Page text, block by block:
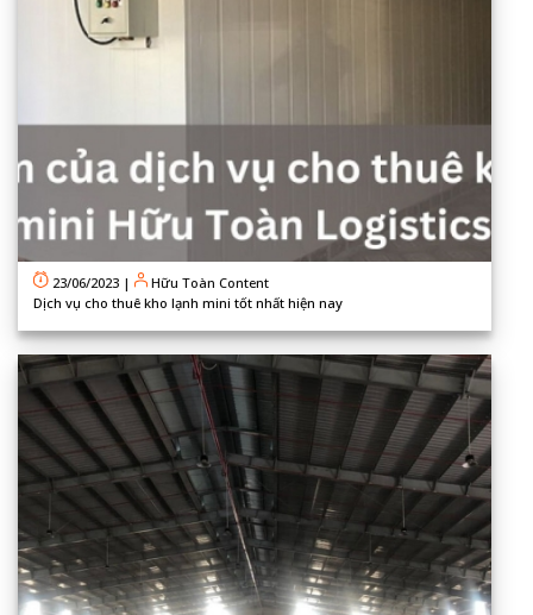
23/06/2023 |
Hữu Toàn Content
Dịch vụ cho thuê kho lạnh mini tốt nhất hiện nay